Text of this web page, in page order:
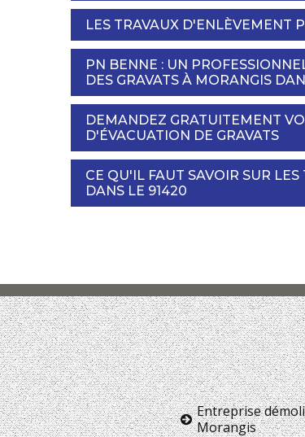
LES TRAVAUX D'ENLÈVEMENT
PN BENNE : UN
DES GRAVATS À MORANGIS
DEMANDEZ GRATUITEMENT
D'ÉVACUATION DE GRAVATS
CE QU'IL FAUT SAVOIR SUR
DANS LE 91420
Entreprise
Morangis